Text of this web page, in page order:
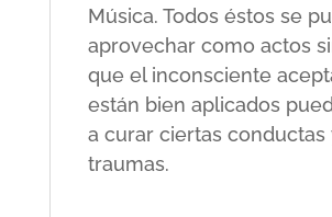
Música. Todos éstos se
aprovechar como actos
que el inconsciente
están bien aplicados
a curar ciertas conductas
traumas.